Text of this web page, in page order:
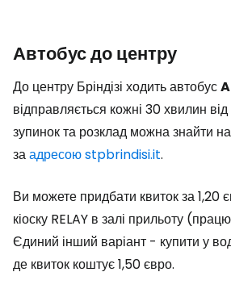
Автобус до центру
До центру Бріндізі ходить автобус
відправляється кожні 30 хвилин
зупинок та розклад можна знайти
заадресою stpbrindisi.it.
Ви можете придбати квиток за 1,20
кіоску RELAY в залі прильоту
Єдиний інший варіант - купити у
де квиток коштує 1,50 євро.